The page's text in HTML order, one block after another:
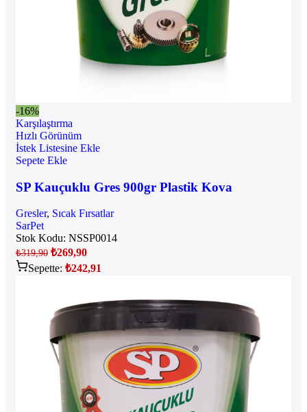
-16%
Karşılaştırma
Hızlı Görünüm
İstek Listesine Ekle
Sepete Ekle
SP Kauçuklu Gres 900gr Plastik Kova
Gresler, Sıcak Fırsatlar
SarPet
Stok Kodu: NSSP0014
₺319,90 ₺269,90
Sepette: ₺242,91